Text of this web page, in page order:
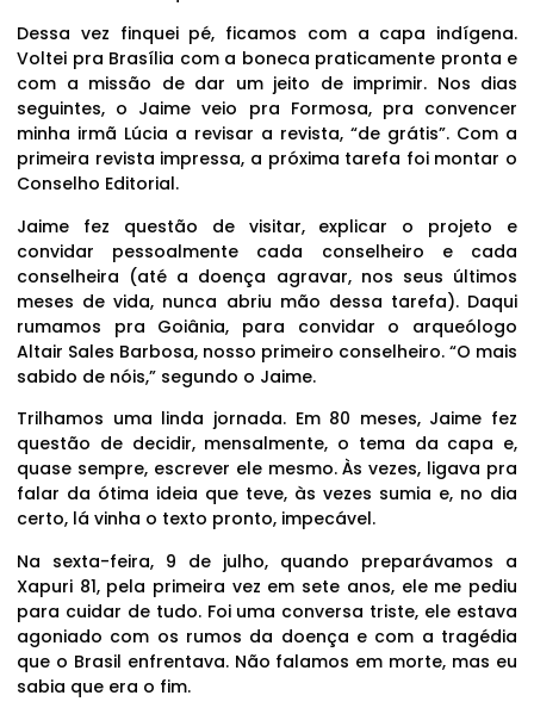
Dessa vez finquei pé, ficamos com a capa indígena.
Voltei pra Brasília com a boneca praticamente pronta e
com a missão de dar um jeito de imprimir. Nos dias
seguintes, o Jaime veio pra Formosa, pra convencer
minha irmã Lúcia a revisar a revista, “de grátis”. Com a
primeira revista impressa, a próxima tarefa foi montar o
Conselho Editorial.
Jaime fez questão de visitar, explicar o projeto e
convidar pessoalmente cada conselheiro e cada
conselheira (até a doença agravar, nos seus últimos
meses de vida, nunca abriu mão dessa tarefa). Daqui
rumamos pra Goiânia, para convidar o arqueólogo
Altair Sales Barbosa, nosso primeiro conselheiro. “O mais
sabido de nóis,” segundo o Jaime.
Trilhamos uma linda jornada. Em 80 meses, Jaime fez
questão de decidir, mensalmente, o tema da capa e,
quase sempre, escrever ele mesmo. Às vezes, ligava pra
falar da ótima ideia que teve, às vezes sumia e, no dia
certo, lá vinha o texto pronto, impecável.
Na sexta-feira, 9 de julho, quando preparávamos a
Xapuri 81, pela primeira vez em sete anos, ele me pediu
para cuidar de tudo. Foi uma conversa triste, ele estava
agoniado com os rumos da doença e com a tragédia
que o Brasil enfrentava. Não falamos em morte, mas eu
sabia que era o fim.